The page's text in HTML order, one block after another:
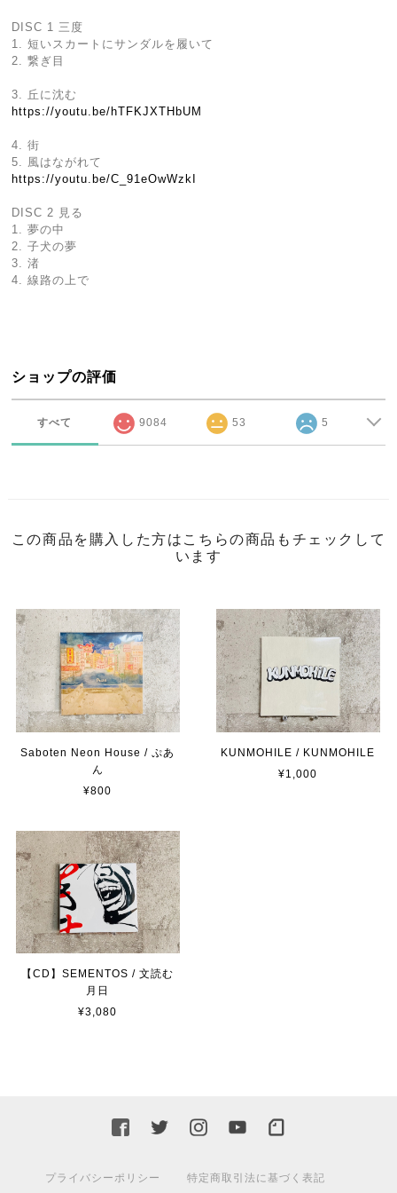
DISC 1 三度
1. 短いスカートにサンダルを履いて
2. 繋ぎ目
3. 丘に沈む
https://youtu.be/hTFKJXTHbUM
4. 街
5. 風はながれて
https://youtu.be/C_91eOwWzkI
DISC 2 見る
1. 夢の中
2. 子犬の夢
3. 渚
4. 線路の上で
ショップの評価
すべて 9084 53 5
この商品を購入した方はこちらの商品もチェックして
います
Saboten Neon House / ぷあ
ん
¥800
KUNMOHILE / KUNMOHILE
¥1,000
【CD】SEMENTOS / 文読む
月日
¥3,080
プライバシーポリシー 特定商取引法に基づく表記